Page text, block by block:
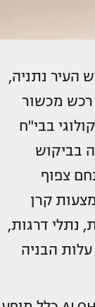
העיר נתניה,
רכש מכשור
בבי"ח
בביקוש
צפוף
קרן
נתלי דרגות,
הבניה